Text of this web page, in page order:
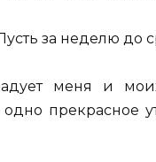
за неделю до
меня и
прекрасное